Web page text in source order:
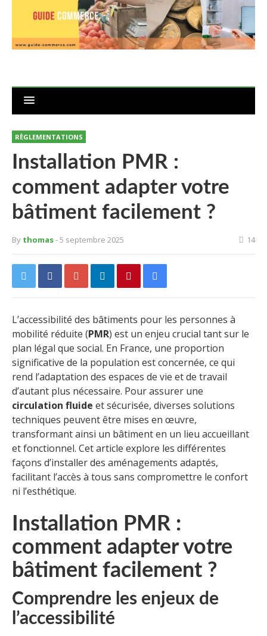
RÈGLEMENTATIONS
Installation PMR :
comment adapter votre
bâtiment facilement ?
By thomas- 5 septembre 2025 14
L’accessibilité des bâtiments pour les personnes à
mobilité réduite (PMR) est un enjeu crucial tant sur le
plan légal que social. En France, une proportion
significative de la population est concernée, ce qui
rend l’adaptation des espaces de vie et de travail
d’autant plus nécessaire. Pour assurer une
circulation fluide et sécurisée, diverses solutions
techniques peuvent être mises en œuvre,
transformant ainsi un bâtiment en un lieu accueillant
et fonctionnel. Cet article explore les différentes
façons d’installer des aménagements adaptés,
facilitant l’accès à tous sans compromettre le confort
ni l’esthétique.
Installation PMR :
comment adapter votre
bâtiment facilement ?
Comprendre les enjeux de
l’accessibilité